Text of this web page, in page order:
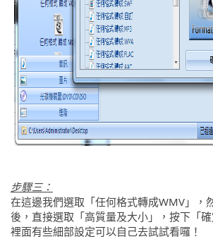
步驟三：
在這邊我們選取「任何格式轉成WMV」，
後，直接選取「高質量及大小」，按下「確
裡面有些細部設定可以自己去試試看囉！